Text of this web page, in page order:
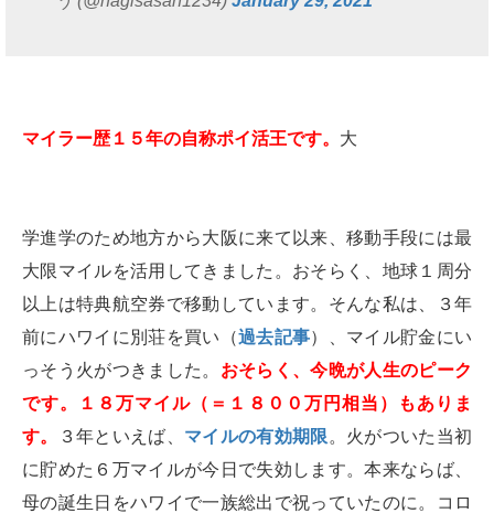
マイラー歴１５年の自称ポイ活王です。 大
学進学のため地方から大阪に来て以来、移動手段には最
大限マイルを活用してきました。おそらく、地球１周分
以上は特典航空券で移動しています。そんな私は、３年
前にハワイに別荘を買い（過去記事）、マイル貯金にい
っそう火がつきました。 おそらく、今晩が人生のピーク
です。１８万マイル（＝１８００万円相当）もありま
す。
３年といえば、 マイルの有効期限 。火がついた当初
に貯めた６万マイルが今日で失効します。本来ならば、
母の誕生日をハワイで一族総出で祝っていたのに。コロ